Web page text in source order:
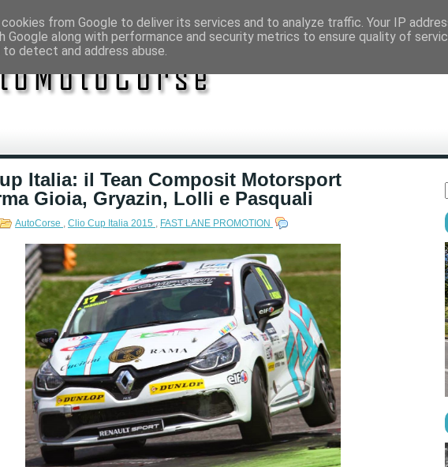
Italia: il Tean Composit Motorsport
Gioia, Gryazin, Lolli e Pasquali
AutoCorse , Clio Cup Italia 2015 , FAST LANE PROMOTION
from Google to deliver its services and to analyze traffic. Your IP
Google along with performance and security metrics to ensure quality of
detect and address abuse.